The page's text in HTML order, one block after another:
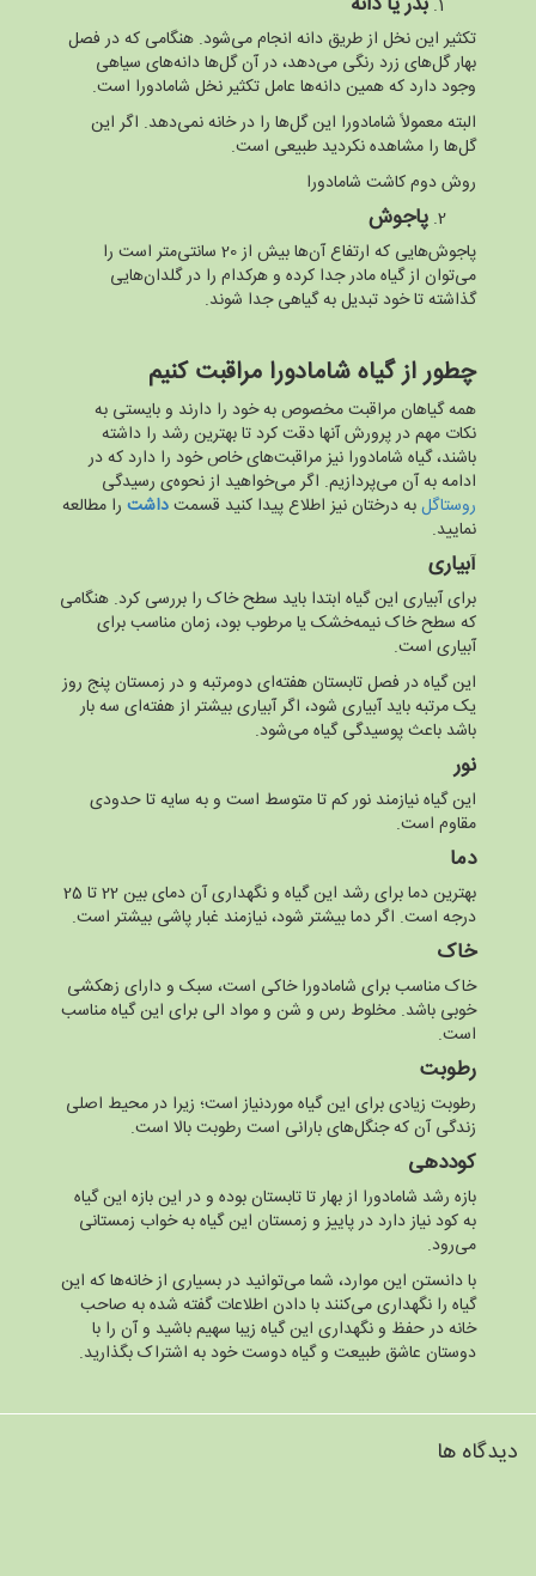
تکثیر این نخل از طریق دانه انجام می‌شود. هنگامی که در فصل
بهار گل‌های زرد رنگی می‌دهد، در آن گل‌ها دانه‌های سیاهی
وجود دارد که همین دانه‌ها عامل تکثیر نخل شامادورا است.
البته معمولاً شامادورا این گل‌ها را در خانه نمی‌دهد. اگر این
گل‌ها را مشاهده نکردید طبیعی است.
روش دوم کاشت شامادورا
پاجوش
پاجوش‌هایی که ارتفاع آن‌ها بیش از 20 سانتی‌متر است را
می‌توان از گیاه مادر جدا کرده و هرکدام را در گلدان‌هایی
گذاشته تا خود تبدیل به گیاهی جدا شوند.
چطور از گیاه شامادورا مراقبت کنیم
همه گیاهان مراقبت مخصوص به خود را دارند و بایستی به
نکات مهم در پرورش آنها دقت کرد تا بهترین رشد را داشته
باشند، گیاه شامادورا نیز مراقبت‌های خاص خود را دارد که در
ادامه به آن می‌پردازیم. اگر می‌خواهید از نحوه‌ی رسیدگی
روستاگلبه درختان نیز اطلاع پیدا کنید قسمتداشت را مطالعه
نمایید.
آبیاری
برای آبیاری این گیاه ابتدا باید سطح خاک را بررسی کرد. هنگامی
که سطح خاک نیمه‌خشک یا مرطوب بود، زمان مناسب برای
آبیاری است.
این گیاه در فصل تابستان هفته‌ای دومرتبه و در زمستان پنج روز
یک مرتبه باید آبیاری شود، اگر آبیاری بیشتر از هفته‌ای سه بار
باشد باعث پوسیدگی گیاه می‌شود.
نور
این گیاه نیازمند نور کم تا متوسط است و به سایه تا حدودی
مقاوم است.
دما
بهترین دما برای رشد این گیاه و نگهداری آن دمای بین 22 تا 25
درجه است. اگر دما بیشتر شود، نیازمند غبار پاشی بیشتر است.
خاک
خاک مناسب برای شامادورا خاکی است، سبک و دارای زهکشی
خوبی باشد. مخلوط رس و شن و مواد الی برای این گیاه مناسب
است.
رطوبت
رطوبت زیادی برای این گیاه موردنیاز است؛ زیرا در محیط اصلی
زندگی آن که جنگل‌های بارانی است رطوبت بالا است.
کوددهی
بازه رشد شامادورا از بهار تا تابستان بوده و در این بازه این گیاه
به کود نیاز دارد در پاییز و زمستان این گیاه به خواب زمستانی
می‌رود.
با دانستن این موارد، شما می‌توانید در بسیاری از خانه‌ها که این
گیاه را نگهداری می‌کنند با دادن اطلاعات گفته شده به صاحب
خانه در حفظ و نگهداری این گیاه زیبا سهیم باشید و آن را با
دوستان عاشق طبیعت و گیاه دوست خود به اشتراک بگذارید.
دیدگاه ها